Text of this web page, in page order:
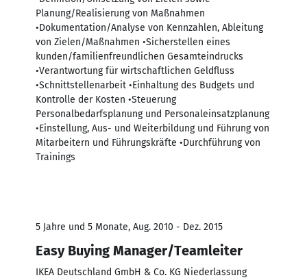
Planung/Realisierung von Maßnahmen
•Dokumentation/Analyse von Kennzahlen, Ableitung
von Zielen/Maßnahmen •Sicherstellen eines
kunden/familienfreundlichen Gesamteindrucks
•Verantwortung für wirtschaftlichen Geldfluss
•Schnittstellenarbeit •Einhaltung des Budgets und
Kontrolle der Kosten •Steuerung
Personalbedarfsplanung und Personaleinsatzplanung
•Einstellung, Aus- und Weiterbildung und Führung von
Mitarbeitern und Führungskräfte •Durchführung von
Trainings
5 Jahre und 5 Monate, Aug. 2010 - Dez. 2015
Easy Buying Manager/Teamleiter
IKEA Deutschland GmbH & Co. KG Niederlassung